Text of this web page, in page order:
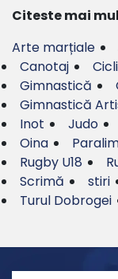
Citeste mai
Arte marțiale
Canotaj
Gimnastică
Gimnastică
Inot
Judo
Oina
Rugby U18
Scrimă
stiri
Turul Dobrogei